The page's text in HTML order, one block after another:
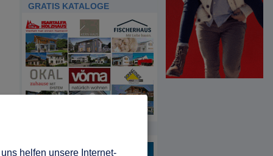
GRATIS KATALOGE
helfen unsere Internet-